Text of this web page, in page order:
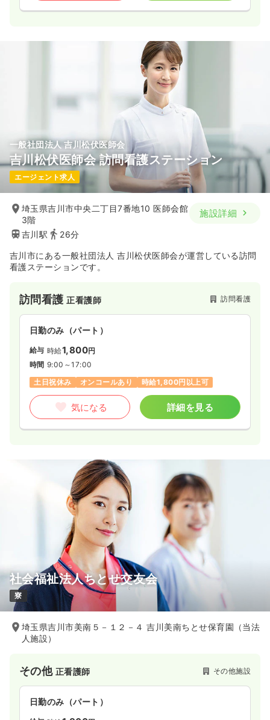
一般社団法人 吉川松伏医師会
吉川松伏医師会 訪問看護ステーション
エージェント求人
埼玉県吉川市中央二丁目7番地10 医師会館
3階
吉川駅
26分
施設詳細
吉川市にある一般社団法人 吉川松伏医師会が運営している訪問
看護ステーションです。
訪問看護正看護師 訪問看護
日勤のみ（パート）
給与 時給1,800円
時間 9:00～17:00
土日祝休み
オンコールあり 時給1,800円以上可
気になる 詳細を見る
社会福祉法人ちとせ交友会
寮
埼玉県吉川市美南５－１２－４ 吉川美南ちとせ保育園（当法
人施設）
その他 正看護師 その他施設
日勤のみ（パート）